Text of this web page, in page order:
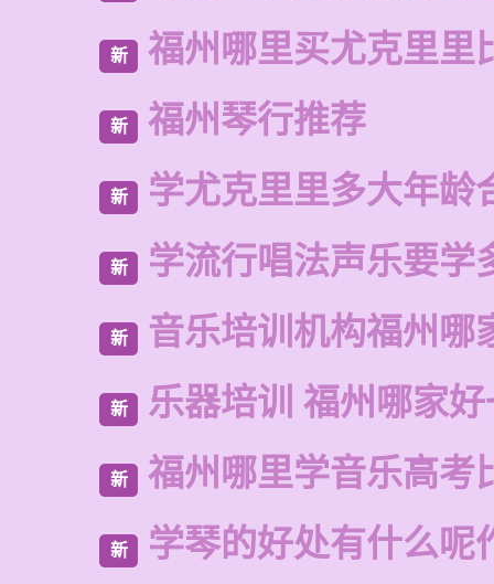
新 福州哪里买尤克里里
新 福州琴行推荐
新 学尤克里里多大年龄
新 学流行唱法声乐要学
新 音乐培训机构福州哪
新 乐器培训 福州哪家
新 福州哪里学音乐高考
新 学琴的好处有什么呢